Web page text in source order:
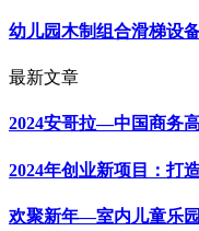
幼儿园木制组合滑梯设
最新文章
2024安哥拉—中国商务
2024年创业新项目：打
欢聚新年—室内儿童乐